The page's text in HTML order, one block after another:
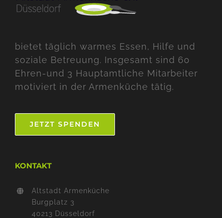
bietet täglich warmes Essen, Hilfe und
soziale Betreuung. Insgesamt sind 60
Ehren-und 3 Hauptamtliche Mitarbeiter
motiviert in der Armenküche tätig.
JETZT SPENDEN
KONTAKT
Altstadt Armenküche
Burgplatz 3
40213 Düsseldorf